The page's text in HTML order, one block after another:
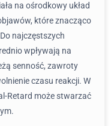
na ośrodkowy układ
które znacząco
najczęstszych
wpływają na
senność, zawroty
czasu reakcji. W
Retard może stwarzać